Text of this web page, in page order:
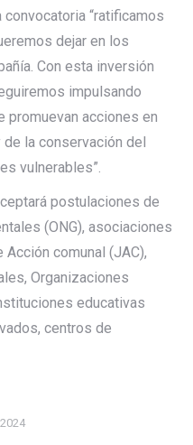
“ratificamos
dejar en los
Con esta inversión
impulsando
promuevan acciones en
la conservación del
vulnerables”.
postulaciones de
(ONG), asociaciones
comunal (JAC),
Organizaciones
educativas
centros de